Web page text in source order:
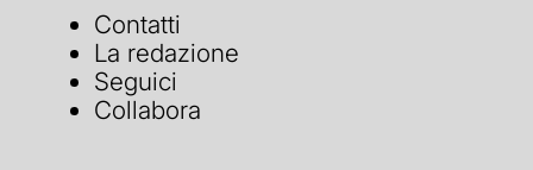
Contatti
La redazione
Seguici
Collabora